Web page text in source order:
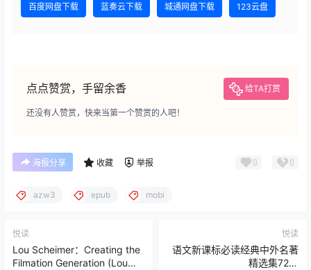
百度网盘下载 蓝奏云下载 城通网盘下载 123云盘
点点赞赏，手留余香 给TA打赏
还没有人赞赏，快来当第一个赞赏的人吧！
海报分享 收藏 举报 0 0
azw3 epub mobi
悦读
Lou Scheimer：Creating the
Filmation Generation (Lou
悦读
语文新课标必读经典中外名著
精选集72册